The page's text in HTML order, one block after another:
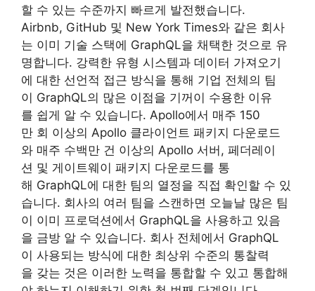
할 수 있는 수준까지 빠르게 발전했습니다.
Airbnb, GitHub 및 New York Times와 같은 회사
는 이미 기술 스택에 GraphQL을 채택한 것으로 유
명합니다. 강력한 유형 시스템과 데이터 가져오기
에 대한 선언적 접근 방식을 통해 기업 전체의 팀
이 GraphQL의 많은 이점을 기꺼이 수용한 이유
를 쉽게 알 수 있습니다. Apollo에서 매주 150
만 회 이상의 Apollo 클라이언트 패키지 다운로드
와 매주 수백만 건 이상의 Apollo 서버, 페더레이
션 및 게이트웨이 패키지 다운로드를 통
해 GraphQL에 대한 팀의 열정을 직접 확인할 수 있
습니다. 회사의 여러 팀을 스캔하면 오늘날 많은 팀
이 이미 프로덕션에서 GraphQL을 사용하고 있음
을 금방 알 수 있습니다. 회사 전체에서 GraphQL
이 사용되는 방식에 대한 최상위 수준의 통찰력
을 갖는 것은 이러한 노력을 통합할 수 있고 통합해